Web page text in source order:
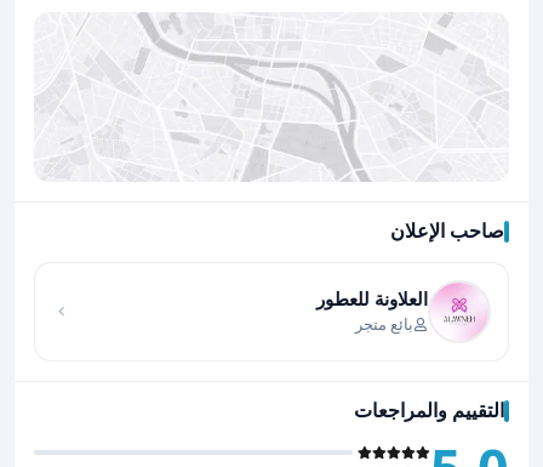
صاحب الإعلان
العلاونة للعطور
بائع متجر
التقييم والمراجعات